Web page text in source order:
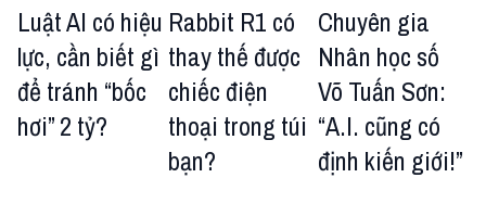
Luật AI có hiệu
lực, cần biết gì
để tránh “bốc
hơi” 2 tỷ?
Rabbit R1 có
thay thế được
chiếc điện
thoại trong túi
bạn?
Chuyên gia
Nhân học số
Võ Tuấn Sơn:
“A.I. cũng có
định kiến giới!”